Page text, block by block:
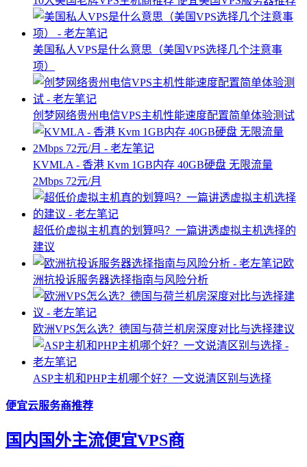
美国私人VPS是什么意思（美国VPS选择几个注意事
项）
创梦网络贵州电信VPS主机性能速度配置简单体验测试
KVMLA - 香港 Kvm 1GB内存 40GB硬盘 无限流量
2Mbps 72元/月
超低价虚拟主机真的划算吗？一篇讲透虚拟主机选择的
建议
欧
洲抗投诉服务器选择指南与风险分析
欧洲VPS怎么选？德国与荷兰机房深度对比与选择建议
ASP主机和PHP主机哪个好？一文说清区别与选择
便宜云服务商推荐
国内国外主流便宜VPS商